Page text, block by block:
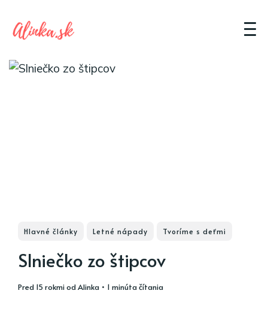
Hlavné články Letné nápady Tvoríme s deťmi
Slniečko zo štipcov
pred 15 rokmiodAlinka • 1 minúta čítania